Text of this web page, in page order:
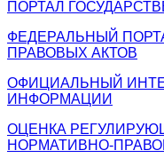
ПОРТАЛ
ФЕДЕРАЛЬНЫЙ
ПРАВОВЫХ АКТОВ
ОФИЦИАЛЬНЫЙ
ИНФОРМАЦИИ
ОЦЕНКА
НОРМАТИВНО-